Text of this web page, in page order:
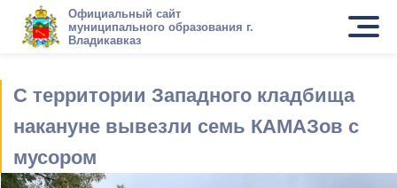
Официальный сайт
муниципального образования г.
Владикавказ
С территории Западного кладбища
накануне вывезли семь КАМАЗов с
мусором